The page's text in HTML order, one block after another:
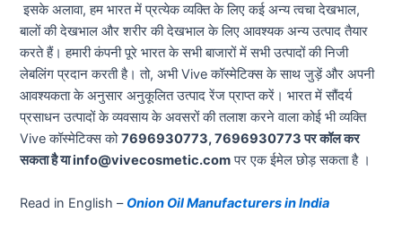
इसके अलावा, हम भारत में प्रत्येक व्यक्ति के लिए कई अन्य त्वचा देखभाल,
बालों की देखभाल और शरीर की देखभाल के लिए आवश्यक अन्य उत्पाद तैयार
करते हैं। हमारी कंपनी पूरे भारत के सभी बाजारों में सभी उत्पादों की निजी
लेबलिंग प्रदान करती है। तो, अभी Vive कॉस्मेटिक्स के साथ जुड़ें और अपनी
आवश्यकता के अनुसार अनुकूलित उत्पाद रेंज प्राप्त करें। भारत में सौंदर्य
प्रसाधन उत्पादों के व्यवसाय के अवसरों की तलाश करने वाला कोई भी व्यक्ति
Vive कॉस्मेटिक्स को7696930773, 7696930773 पर कॉल कर
सकता है याinfo@vivecosmetic.comपर एक ईमेल छोड़ सकता है ।
Read in English – Onion Oil Manufacturers in India